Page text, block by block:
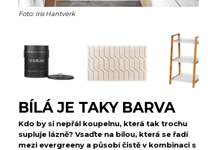
Foto: Iris Hantverk
BÍLÁ JE TAKY BARVA
Kdo by si nepřál koupelnu, která tak trochu
supluje lázně? Vsaďte na bílou, která se řadí
mezi evergreeny a působí čistě v kombinaci s